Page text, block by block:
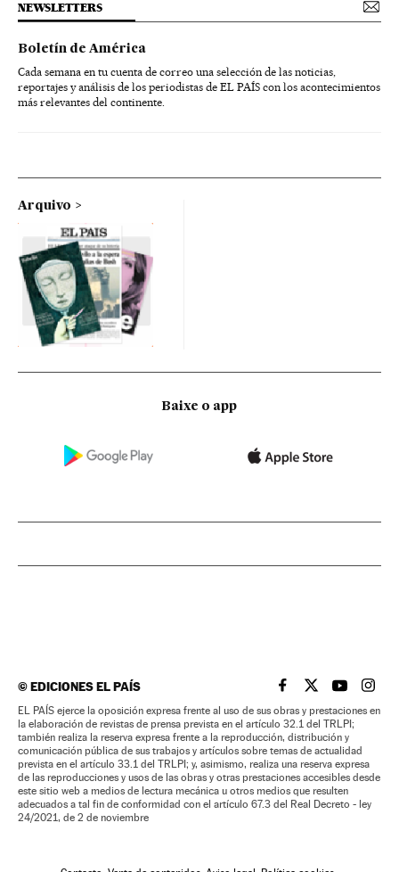
NEWSLETTERS
Boletín de América
Cada semana en tu cuenta de correo una selección de las noticias,
reportajes y análisis de los periodistas de EL PAÍS con los acontecimientos
más relevantes del continente.
Arquivo
Baixe o app
©EDICIONES EL PAÍS EL PAÍS BRASIL EN
EL PAÍSEL PAÍS
EL
EL PAÍS ejerce la oposición expresa frente al uso de sus obras y prestaciones en
la elaboración de revistas de prensa prevista en el artículo 32.1 del TRLPI;
también realiza la reserva expresa frente a la reproducción, distribución y
comunicación pública de sus trabajos y artículos sobre temas de actualidad
prevista en el artículo 33.1 del TRLPI; y, asimismo, realiza una reserva expresa
de las reproducciones y usos de las obras y otras prestaciones accesibles desde
este sitio web a medios de lectura mecánica u otros medios que resulten
adecuados a tal fin de conformidad con el artículo 67.3 del Real Decreto - ley
24/2021, de 2 de noviembre